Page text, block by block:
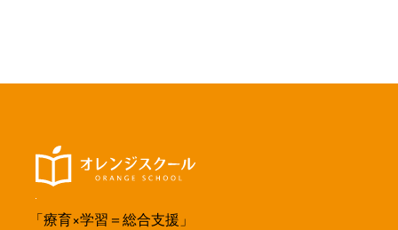
「療育×学習＝総合支援」